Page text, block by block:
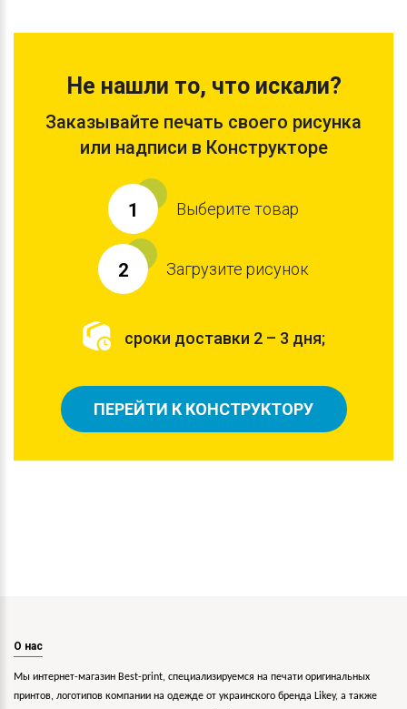
Не нашли то, что искали?
Заказывайте печать своего рисунка
или надписи в Конструкторе
1 Выберите товар
2 Загрузите рисунок
сроки доставки 2 – 3 дня;
ПЕРЕЙТИ К КОНСТРУКТОРУ
О нас
Мы интернет-магазин Best-print, специализируемся на печати оригинальных
принтов, логотипов компании на одежде от украинского бренда Likey, а также